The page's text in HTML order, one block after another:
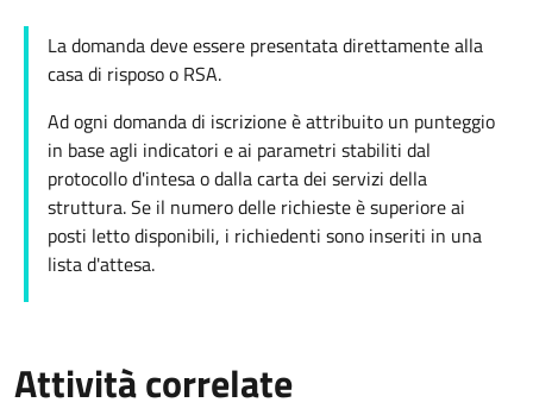
La domanda deve essere presentata direttamente alla
casa di risposo o RSA.
Ad ogni domanda di iscrizione è attribuito un punteggio
in base agli indicatori e ai parametri stabiliti dal
protocollo d'intesa o dalla carta dei servizi della
struttura. Se il numero delle richieste è superiore ai
posti letto disponibili, i richiedenti sono inseriti in una
lista d'attesa.
Attività correlate